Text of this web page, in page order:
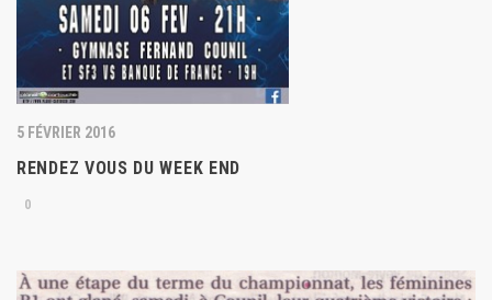
5 FÉVRIER 2016
RENDEZ VOUS DU WEEK END
0